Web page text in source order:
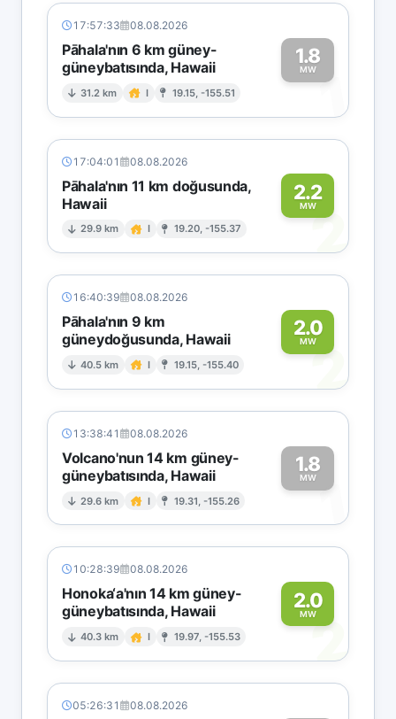
17:57:33 08.08.2026
Pāhala'nın 6 km güney-
güneybatısında, Hawaii
31.2 km I 19.15, -155.51
1.8
MW1
17:04:01 08.08.2026
Pāhala'nın 11 km doğusunda,
Hawaii
29.9 km I 19.20, -155.37
2.2
MW2
16:40:39 08.08.2026
Pāhala'nın 9 km
güneydoğusunda, Hawaii
40.5 km I 19.15, -155.40
2.0
MW
2
13:38:41 08.08.2026
Volcano'nun 14 km güney-
güneybatısında, Hawaii
29.6 km I 19.31, -155.26
1.8
MW1
10:28:39 08.08.2026
Honoka‘a'nın 14 km güney-
güneybatısında, Hawaii
40.3 km I 19.97, -155.53
2.0
MW2
05:26:31 08.08.2026